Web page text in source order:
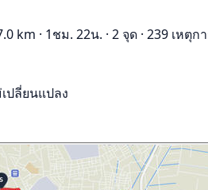
km · 1ชม. 22น. · 2 จุด · 239 เหตุก
ปลี่ยนแปลง